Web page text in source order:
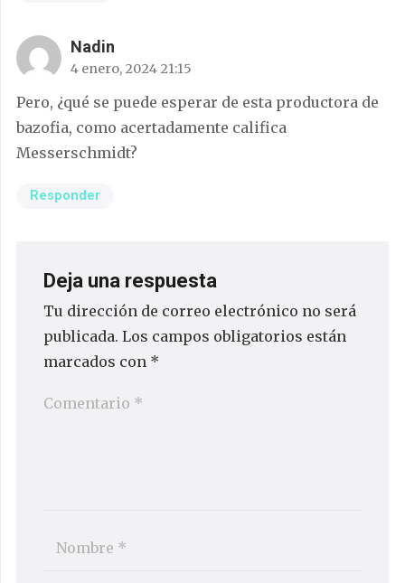
Nadin
4 enero, 2024 21:15
Pero, ¿qué se puede esperar de esta productora de
bazofia, como acertadamente califica
Messerschmidt?
Responder
Deja una respuesta
Tu dirección de correo electrónico no será
publicada. Los campos obligatorios están
marcados con *